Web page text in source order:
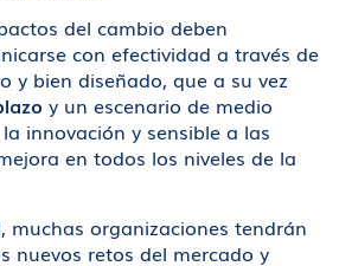
del cambio deben
con efectividad a través de
y bien diseñado, que a su vez
y un escenario de medio
innovación y sensible a las
en todos los niveles de la
muchas organizaciones tendrán
nuevos retos del mercado y